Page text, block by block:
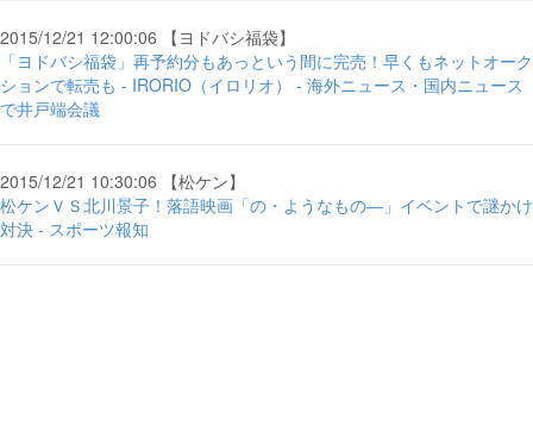
2015/12/21 12:00:06 【ヨドバシ福袋】
「ヨドバシ福袋」再予約分もあっという間に完売！早くもネットオーク
ションで転売も - IRORIO（イロリオ） - 海外ニュース・国内ニュース
で井戸端会議
2015/12/21 10:30:06 【松ケン】
松ケンＶＳ北川景子！落語映画「の・ようなもの―」イベントで謎かけ
対決 - スポーツ報知